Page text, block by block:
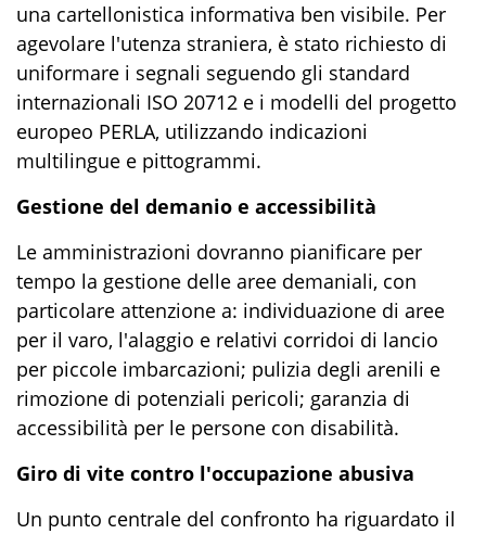
una cartellonistica informativa ben visibile. Per
agevolare l'utenza straniera, è stato richiesto di
uniformare i segnali seguendo gli standard
internazionali ISO 20712 e i modelli del progetto
europeo PERLA, utilizzando indicazioni
multilingue e pittogrammi.
Gestione del demanio e accessibilità
Le amministrazioni dovranno pianificare per
tempo la gestione delle aree demaniali, con
particolare attenzione a: individuazione di aree
per il varo, l'alaggio e relativi corridoi di lancio
per piccole imbarcazioni; pulizia degli arenili e
rimozione di potenziali pericoli; garanzia di
accessibilità per le persone con disabilità.
Giro di vite contro l'occupazione abusiva
Un punto centrale del confronto ha riguardato il